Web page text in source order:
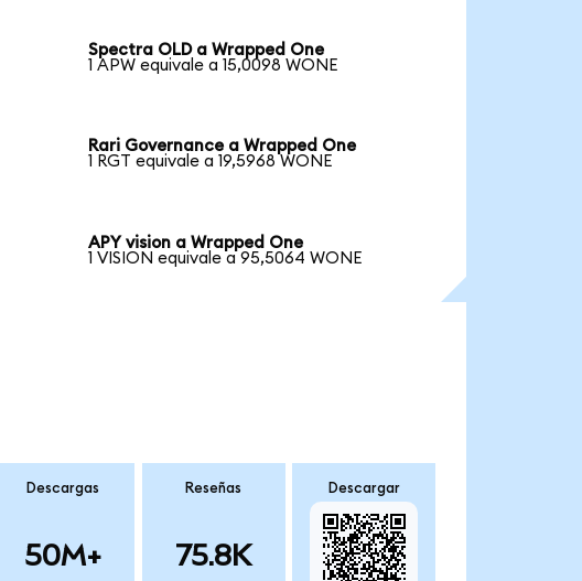
Spectra OLD a Wrapped One
1 APW equivale a 15,0098 WONE
Rari Governance a Wrapped One
1 RGT equivale a 19,5968 WONE
APY vision a Wrapped One
1 VISION equivale a 95,5064 WONE
Descargas
50M+
Reseñas
75.8K
Descargar